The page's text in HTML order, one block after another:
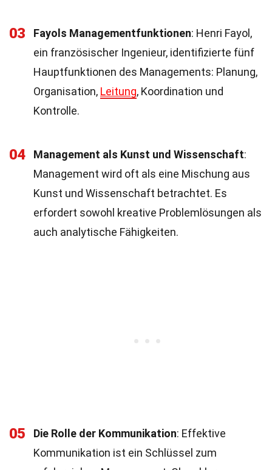
03 Fayols Managementfunktionen: Henri Fayol,
ein französischer Ingenieur, identifizierte fünf
Hauptfunktionen des Managements: Planung,
Organisation, Leitung, Koordination und
Kontrolle.
04 Management als Kunst und Wissenschaft:
Management wird oft als eine Mischung aus
Kunst und Wissenschaft betrachtet. Es
erfordert sowohl kreative Problemlösungen als
auch analytische Fähigkeiten.
05 Die Rolle der Kommunikation: Effektive
Kommunikation ist ein Schlüssel zum